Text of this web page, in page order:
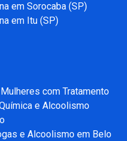
em Sorocaba (SP)
em Itu (SP)
com Tratamento
e Alcoolismo
e Alcoolismo em Belo